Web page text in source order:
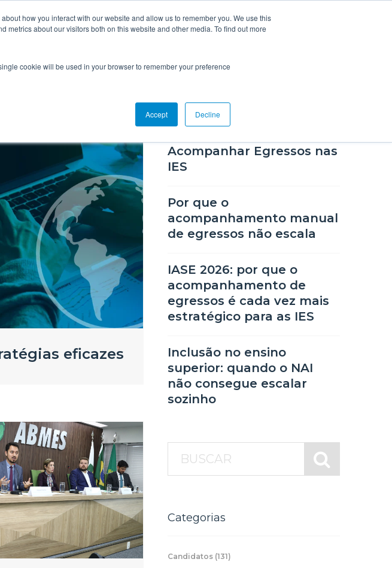
how you interact with our website and allow us to remember you. We use this
about our visitors both on this website and other media. To find out more
cookie will be used in your browser to remember your preference
Accept Decline
Empresas Conteúdo Suporte Fale Conosco
eficazes
Acompanhar Egressos nas
IES
Por que o
acompanhamento manual
de egressos não escala
IASE 2026: por que o
acompanhamento de
egressos é cada vez mais
estratégico para as IES
Inclusão no ensino
superior: quando o NAI
não consegue escalar
sozinho
Categorias
Candidatos (131)